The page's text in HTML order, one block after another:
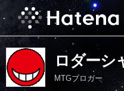
ロダーシ
MTGブロガー